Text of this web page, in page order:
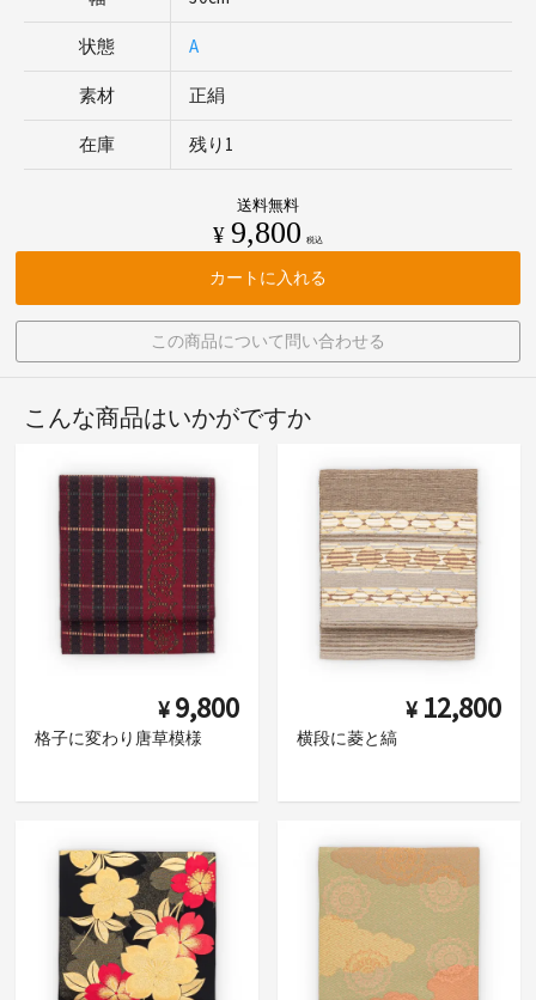
状態 A
素材 正絹
在庫 残り1
送料無料
¥9,800 税込
カートに入れる
この商品について問い合わせる
こんな商品はいかがですか
¥ 9,800
格子に変わり唐草模様
¥ 12,800
横段に菱と縞